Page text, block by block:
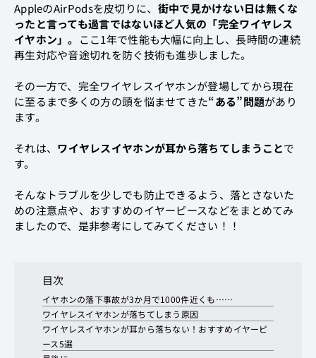
AppleのAirPodsを皮切りに、 街中で見かけない日は無くな
ったと言っても過言ではないほど人気の「完全ワイヤレス
イヤホン」。 ここ1年で性能も大幅に向上し、長時間の連続
再生対応や音途切れを防ぐ技術も進歩しました。
その一方で、完全ワイヤレスイヤホンが登場してから現在
に至るまで多くの方の頭を悩ませてきた“ある”問題があり
ます。
それは、 ワイヤレスイヤホンが耳から落ちてしまうことで
す。
そんなトラブルを少しでも防止できるよう、落とさないた
めの注意点や、おすすめのイヤーピースなどをまとめてみ
ましたので、是非参考にしてみてください！！
目次
イヤホンの落下事故が3か月で1000件近くも……
ワイヤレスイヤホンが落ちてしまう原因
ワイヤレスイヤホンが耳から落ちない！おすすめイヤーピ
ース5選